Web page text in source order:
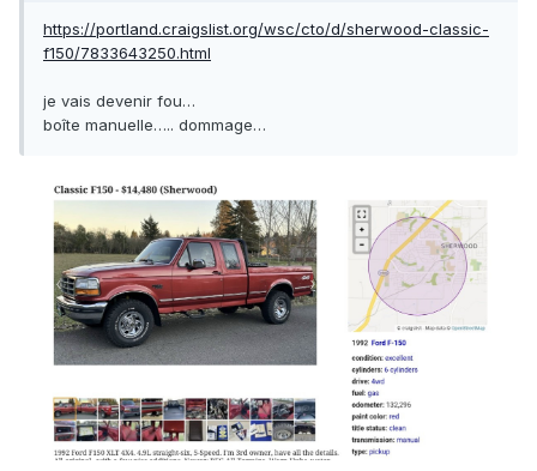
https://portland.craigslist.org/wsc/cto/d/sherwood-classic-
f150/7833643250.html
je vais devenir fou…
boîte manuelle….. dommage…